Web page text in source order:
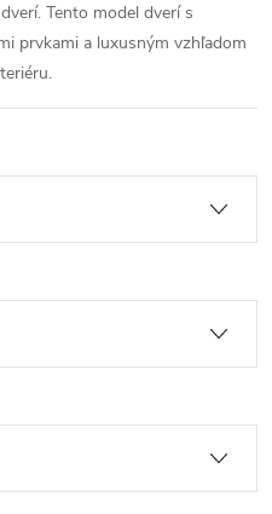
Tento model dverí s
prvkami a luxusným vzhľadom